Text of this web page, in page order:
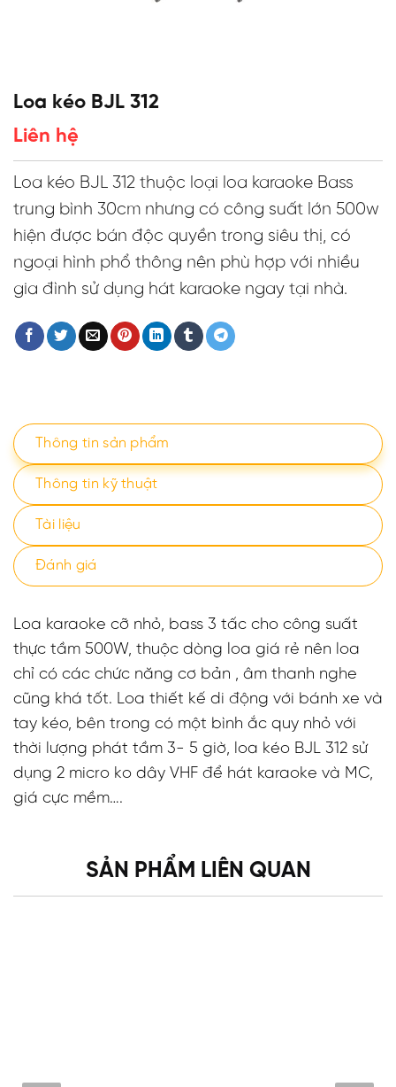
Loa kéo BJL 312
Liên hệ
Loa kéo BJL 312 thuộc loại loa karaoke Bass
trung bình 30cm nhưng có công suất lớn 500w
hiện được bán độc quyền trong siêu thị, có
ngoại hình phổ thông nên phù hợp với nhiều
gia đình sử dụng hát karaoke ngay tại nhà.
Thông tin sản phẩm
Thông tin kỹ thuật
Tài liệu
Đánh giá
Loa karaoke cỡ nhỏ, bass 3 tấc cho công suất
thực tầm 500W, thuộc dòng loa giá rẻ nên loa
chỉ có các chức năng cơ bản , âm thanh nghe
cũng khá tốt. Loa thiết kế di động với bánh xe và
tay kéo, bên trong có một bình ắc quy nhỏ với
thời lượng phát tầm 3- 5 giờ, loa kéo BJL 312 sử
dụng 2 micro ko dây VHF để hát karaoke và MC,
giá cực mềm….
SẢN PHẨM LIÊN QUAN